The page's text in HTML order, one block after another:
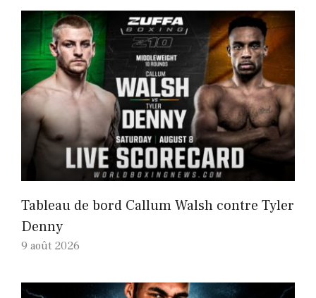
Tableau de bord Callum Walsh contre Tyler
Denny
9 août 2026